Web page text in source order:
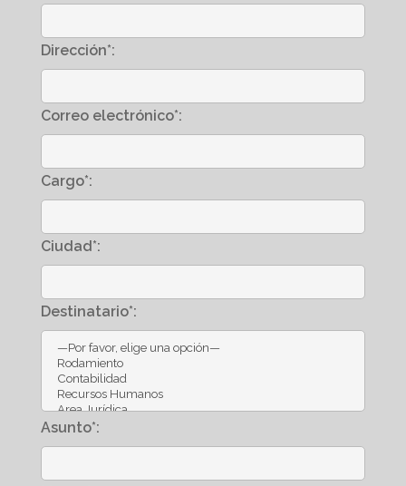
Dirección*:
Correo electrónico*:
Cargo*:
Ciudad*:
Destinatario*:
Asunto*: